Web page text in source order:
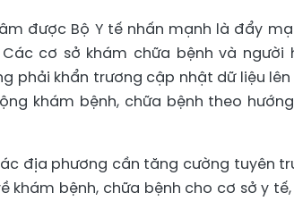
được Bộ Y tế nhấn mạnh là đẩy
cơ sở khám chữa bệnh và người
phải khẩn trương cập nhật dữ liệu
khám bệnh, chữa bệnh theo
địa phương cần tăng cường tuyên
bệnh, chữa bệnh cho cơ sở y